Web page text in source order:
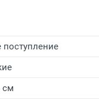
поступление
см